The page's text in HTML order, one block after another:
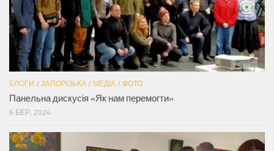
БЛОГИ / ЗАПОРІЗЬКА / МЕДІА / ФОТО
Панельна дискусія «Як нам перемогти»
6 БЕР, 2024